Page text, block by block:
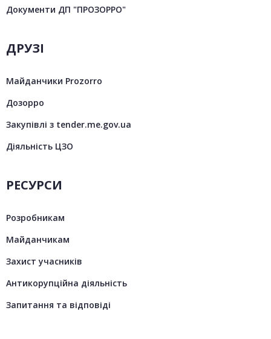
Документи ДП "ПРОЗОРРО"
ДРУЗІ
Майданчики Prozorro
Дозорро
Закупівлі з tender.me.gov.ua
Діяльність ЦЗО
РЕСУРСИ
Розробникам
Майданчикам
Захист учасників
Антикорупційна діяльність
Запитання та відповіді